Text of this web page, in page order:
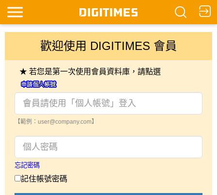
歡迎使用 DIGITIMES 會員
★ 若您是第一次使用會員資料庫，請點選
【範例：user@company.com】
忘記密碼
記住帳號密碼